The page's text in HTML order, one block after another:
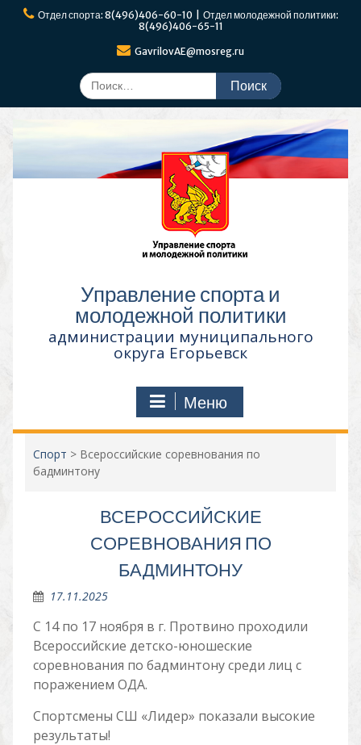
ПерейтиОтдел спорта: 8(496)406-60-10 | Отдел молодежной политики:
8(496)406-65-11
GavrilovAE@mosreg.ru
Поиск
по:
Управление спорта и
молодежной политики
администрации муниципального
округа Егорьевск
Меню
Спорт > Всероссийские соревнования по
бадминтону
ВСЕРОССИЙСКИЕ
СОРЕВНОВАНИЯ ПО
БАДМИНТОНУ
17.11.2025
С 14 по 17 ноября в г. Протвино проходили
Всероссийские детско-юношеские
соревнования по бадминтону среди лиц с
поражением ОДА.
Спортсмены СШ «Лидер» показали высокие
результаты!